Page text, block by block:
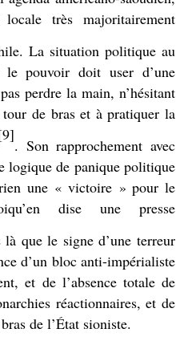
très majoritairement
La situation politique au
pouvoir doit user d’une
perdre la main, n’hésitant
de bras et à pratiquer la
. Son rapprochement avec
logique de panique politique
une « victoire » pour le
dise une presse
là que le signe d’une terreur
d’un bloc anti-impérialiste
et de l’absence totale de
réactionnaires, et de
de l’État sioniste.